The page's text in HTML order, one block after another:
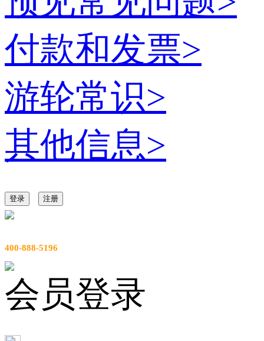
付款和发票>
游轮常识>
其他信息>
登录 注册
400-888-5196
会员登录